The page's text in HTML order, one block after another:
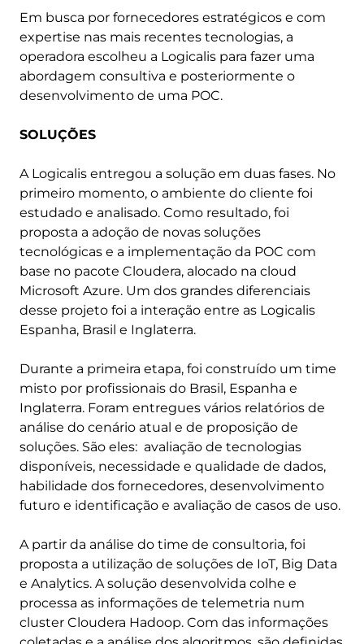
Em busca por fornecedores estratégicos e com
expertise nas mais recentes tecnologias, a
operadora escolheu a Logicalis para fazer uma
abordagem consultiva e posteriormente o
desenvolvimento de uma POC.
SOLUÇÕES
A Logicalis entregou a solução em duas fases. No
primeiro momento, o ambiente do cliente foi
estudado e analisado. Como resultado, foi
proposta a adoção de novas soluções
tecnológicas e a implementação da POC com
base no pacote Cloudera, alocado na cloud
Microsoft Azure. Um dos grandes diferenciais
desse projeto foi a interação entre as Logicalis
Espanha, Brasil e Inglaterra.
Durante a primeira etapa, foi construído um time
misto por profissionais do Brasil, Espanha e
Inglaterra. Foram entregues vários relatórios de
análise do cenário atual e de proposição de
soluções. São eles: avaliação de tecnologias
disponíveis, necessidade e qualidade de dados,
habilidade dos fornecedores, desenvolvimento
futuro e identificação e avaliação de casos de uso.
A partir da análise do time de consultoria, foi
proposta a utilização de soluções de IoT, Big Data
e Analytics. A solução desenvolvida colhe e
processa as informações de telemetria num
cluster Cloudera Hadoop. Com das informações